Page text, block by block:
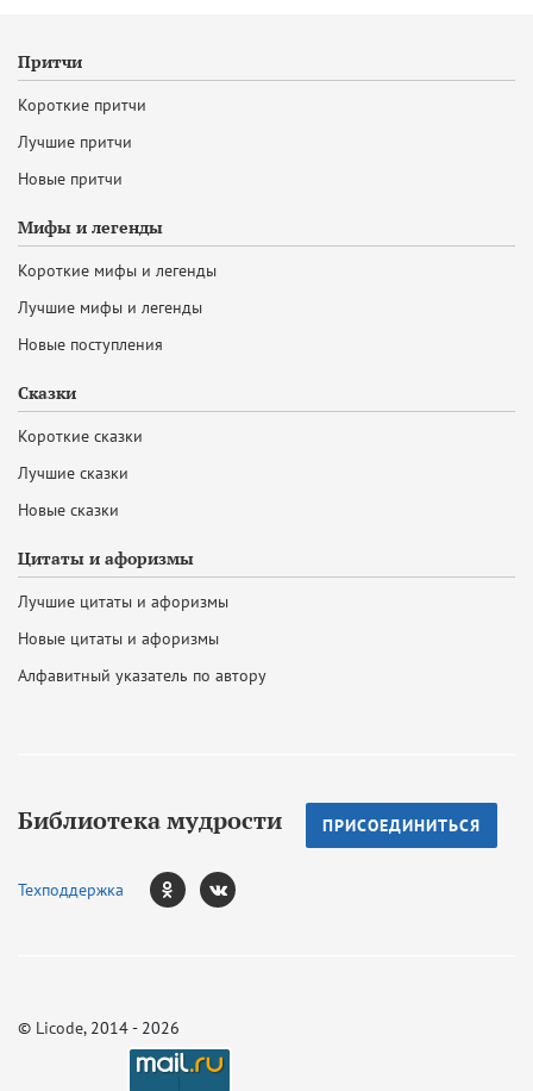
Притчи
Короткие притчи
Лучшие притчи
Новые притчи
Мифы и легенды
Короткие мифы и легенды
Лучшие мифы и легенды
Новые поступления
Сказки
Короткие сказки
Лучшие сказки
Новые сказки
Цитаты и афоризмы
Лучшие цитаты и афоризмы
Новые цитаты и афоризмы
Алфавитный указатель по автору
Библиотека мудрости ПРИСОЕДИНИТЬСЯ
Техподдержка
© Licode, 2014 - 2026